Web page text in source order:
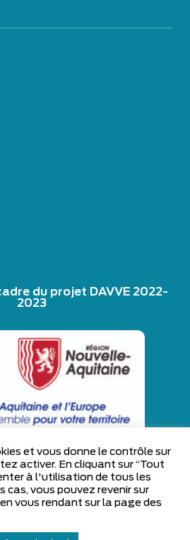
du projet DAVVE 2022-
2023
et vous donne le contrôle sur
activer. En cliquant sur “Tout
à l'utilisation de tous les
cas, vous pouvez revenir sur
vous rendant sur la page des